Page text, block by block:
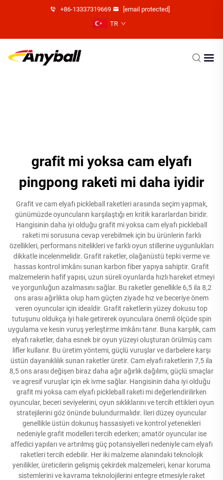
+86-13337319669
[email protected]
TR
grafit mi yoksa cam elyafı
pingpong raketi mi daha iyidir
Grafit ve cam elyafı pickleball raketleri arasında seçim yapmak,
günümüzde oyuncuların karşılaştığı en kritik kararlardan biridir.
Hangisinin daha iyi olduğu grafit mi yoksa cam elyafı pickleball
raketi mi sorusuna cevap verebilmek için bu ürünlerin farklı
özellikleri, performans nitelikleri ve farklı oyun stillerine uygunlukları
dikkatle incelenmelidir. Grafit raketler, olağanüstü tepki verme ve
hassas kontrol imkânı sunan karbon fiber yapıya sahiptir. Grafit
malzemelerin hafif yapısı, uzun süreli oyunlarda hızlı hareket etmeyi
ve yorgunluğun azalmasını sağlar. Bu raketler genellikle 6,5 ila 8,2
ons arası ağırlıkta olup ham güçten ziyade hız ve beceriye önem
veren oyuncular için idealdir. Grafit raketlerin yüzey dokusu top
tutuşunu oldukça iyi hale getirerek oyunculara önemli ölçüde spin
uygulama ve kesin vuruş yerleştirme imkânı tanır. Buna karşılık, cam
elyafı raketler, daha esnek bir oyun yüzeyi oluşturan örülmüş cam
lifler kullanır. Bu üretim yöntemi, güçlü vuruşlar ve darbelere karşı
üstün dayanıklılık sunan raketler üretir. Cam elyafı raketlerin 7,5 ila
8,5 ons arası değişen biraz daha ağır ağırlık dağılımı, güçlü smaçlar
ve agresif vuruşlar için ek ivme sağlar. Hangisinin daha iyi olduğu
grafit mi yoksa cam elyafı pickleball raketi mi değerlendirilirken
oyuncular, beceri seviyelerini, oyun sıklıklarını ve tercih ettikleri oyun
stratejilerini göz önünde bulundurmalıdır. İleri düzey oyuncular
genellikle üstün dokunuş hassasiyeti ve kontrol yetenekleri
nedeniyle grafit modelleri tercih ederken; amatör oyuncular ise
affedici yapıları ve artırılmış güç potansiyelleri nedeniyle cam elyafı
raketleri tercih edebilir. Her iki malzeme alanındaki teknolojik
yenilikler, üreticilerin gelişmiş çekirdek malzemeleri, kenar koruma
sistemlerini ve kavrama teknolojilerini entegre etmesiyle raket